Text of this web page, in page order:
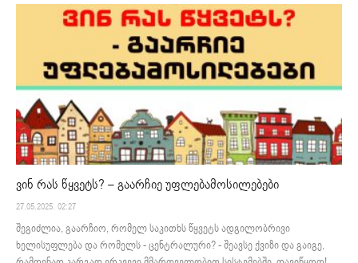
ვინ რას წყვეტს? – გაარჩიე უფლებამოსილებები
27.05.2025. 02:27
შეგიძლია, გაარჩიო, რომელ საკითხს წყვეტს ადგილობრივი
ხელისუფლება და რომელს - ცენტრალური? - შეავსე ქვიზი და გაიგე,